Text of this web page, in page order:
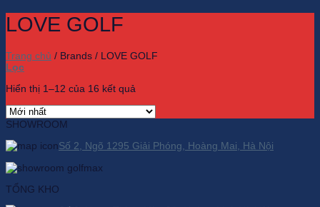
LOVE GOLF
Trang chủ / Brands / LOVE GOLF
Lọc
Hiển thị 1–12 của 16 kết quả
SHOWROOM
Số 2, Ngõ 1295 Giải Phóng, Hoàng Mai, Hà Nội
TỔNG KHO